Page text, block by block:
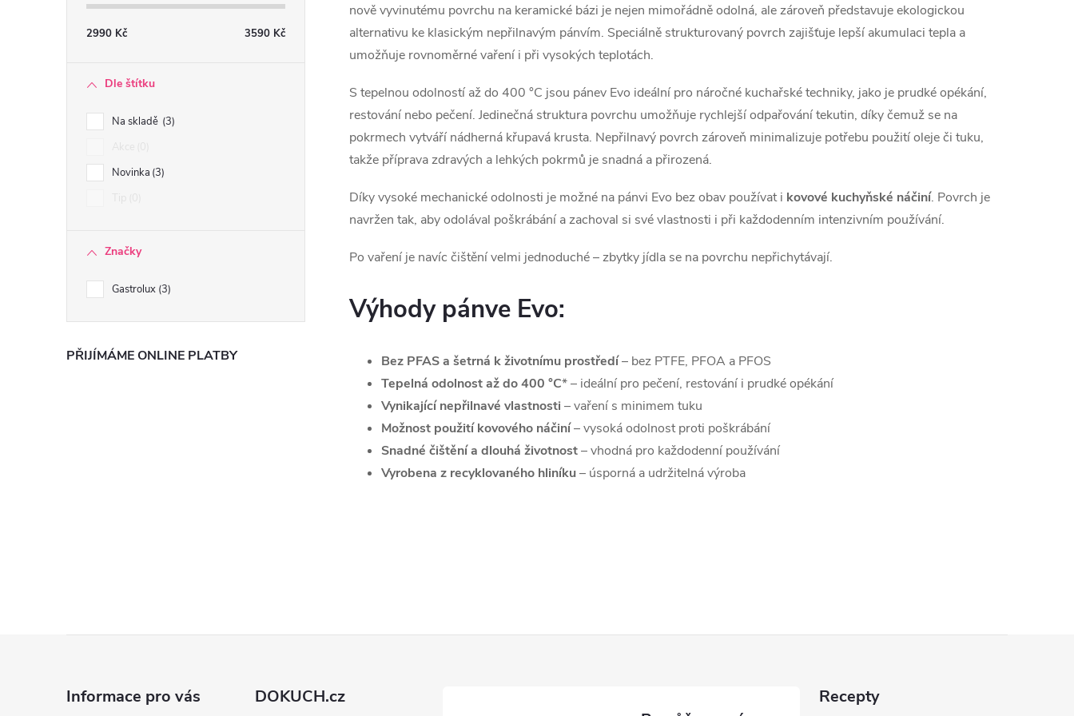
2990 Kč 3590 Kč
Dle štítku
Na skladě 3
Novinka 3
Značky
Gastrolux 3
PŘIJÍMÁME ONLINE PLATBY
ý
p
i
s
u
nově vyvinutému povrchu na keramické bázi je nejen mimořádně odolná, ale zároveň představuje ekologickou
alternativu ke klasickým nepřilnavým pánvím. Speciálně strukturovaný povrch zajišťuje lepší akumulaci tepla a
umožňuje rovnoměrné vaření i při vysokých teplotách.
S tepelnou odolností až do 400 °C jsou pánev Evo ideální pro náročné kuchařské techniky, jako je prudké opékání,
restování nebo pečení. Jedinečná struktura povrchu umožňuje rychlejší odpařování tekutin, díky čemuž se na
pokrmech vytváří nádherná křupavá krusta. Nepřilnavý povrch zároveň minimalizuje potřebu použití oleje či tuku,
takže příprava zdravých a lehkých pokrmů je snadná a přirozená.
Díky vysoké mechanické odolnosti je možné na pánvi Evo bez obav používat i kovové kuchyňské náčiní. Povrch je
navržen tak, aby odolával poškrábání a zachoval si své vlastnosti i při každodenním intenzivním používání.
Po vaření je navíc čištění velmi jednoduché – zbytky jídla se na povrchu nepřichytávají.
Výhody pánve Evo:
Bez PFAS a šetrná k životnímu prostředí– bez PTFE, PFOA a PFOS
Tepelná odolnost až do 400 °C* – ideální pro pečení, restování i prudké opékání
Vynikající nepřilnavé vlastnosti – vaření s minimem tuku
Možnost použití kovového náčiní– vysoká odolnost proti poškrábání
Snadné čištění a dlouhá životnost– vhodná pro každodenní používání
Vyrobena z recyklovaného hliníku– úsporná a udržitelná výroba
Informace pro vás DOKUCH.cz Recepty